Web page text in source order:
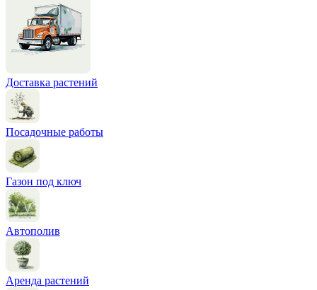
Доставка растений
Посадочные работы
Газон под ключ
Автополив
Аренда растений